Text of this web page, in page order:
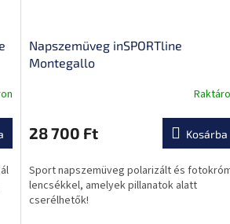
Napszemüveg inSPORTline
Montegallo
átlagos
értékelése
ből
0,0
csillag.
28 700 Ft Kosárba
Sport napszemüveg polarizált és
lencsékkel, amelyek pillanatok alatt
cserélhetők!